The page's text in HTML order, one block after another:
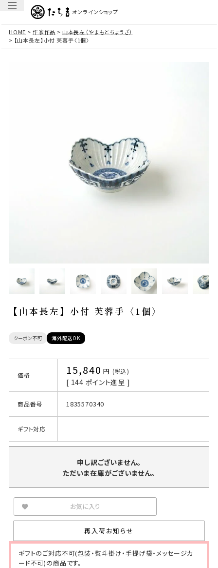
オンラインショップ
HOME 作家作品
山本長左（やまもとちょうざ）
【山本長左】小付 芙蓉手〈1個〉
【山本長左】小付 芙蓉手〈1個〉
クーポン不可 海外配送OK
価格 15,840 税込
[ 144 ポイント進呈 ]
商品番号 1835570340
ギフト対応
申し訳ございません。
ただいま在庫がございません。
お気に入り
再入荷お知らせ
ギフトのご対応不可(包装・熨斗掛け・手提げ袋・メッセージカ
ード不可)の商品です。